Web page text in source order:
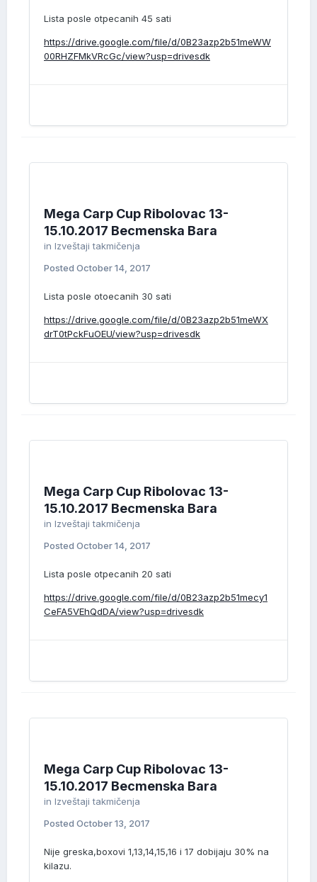
Lista posle otpecanih 45 sati
https://drive.google.com/file/d/0B23azp2b51meWW
00RHZFMkVRcGc/view?usp=drivesdk
Mega Carp Cup Ribolovac 13-
15.10.2017 Becmenska Bara
in Izveštaji takmičenja
Posted October 14, 2017
Lista posle otoecanih 30 sati
https://drive.google.com/file/d/0B23azp2b51meWX
drT0tPckFuOEU/view?usp=drivesdk
Mega Carp Cup Ribolovac 13-
15.10.2017 Becmenska Bara
in Izveštaji takmičenja
Posted October 14, 2017
Lista posle otpecanih 20 sati
https://drive.google.com/file/d/0B23azp2b51mecy1
CeFA5VEhQdDA/view?usp=drivesdk
Mega Carp Cup Ribolovac 13-
15.10.2017 Becmenska Bara
in Izveštaji takmičenja
Posted October 13, 2017
Nije greska,boxovi 1,13,14,15,16 i 17 dobijaju 30% na
kilazu.